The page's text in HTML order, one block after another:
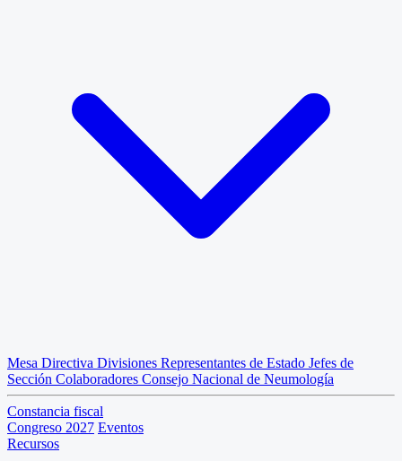
Mesa Directiva Divisiones Representantes de Estado Jefes de
Sección Colaboradores Consejo Nacional de Neumología
Constancia fiscal
Congreso 2027 Eventos
Recursos